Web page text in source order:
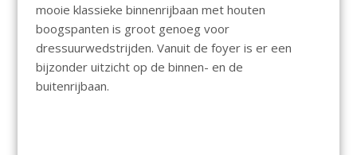
mooie klassieke binnenrijbaan met houten
boogspanten is groot genoeg voor
dressuurwedstrijden. Vanuit de foyer is er een
bijzonder uitzicht op de binnen- en de
buitenrijbaan.